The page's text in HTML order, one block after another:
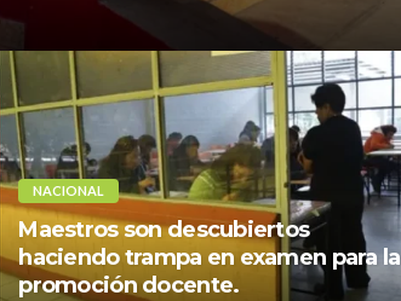
NACIONAL
Maestros son descubiertos
haciendo trampa en examen para la
promoción docente.